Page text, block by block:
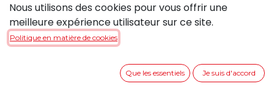
Assistance en magasin
Réparations
Politique de confidentialité
Nous utilisons des cookies pour vous offrir une
meilleure expérience utilisateur sur ce site.
Politique en matière de cookies
Que les essentiels Je suis d'accord